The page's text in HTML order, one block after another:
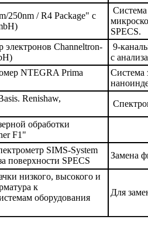
250nm / R4 Package" с
SPECS.
Channeltron-
9-
с
NTEGRA Prima
Система
Renishaw,
обработки
F1"
SIMS-System
поверхности SPECS
Замена
низкого, высокого и
к
оборудования
Для